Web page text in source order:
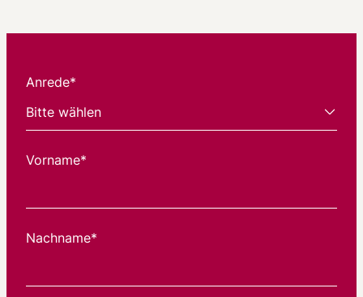
Anrede*
Vorname*
Nachname*